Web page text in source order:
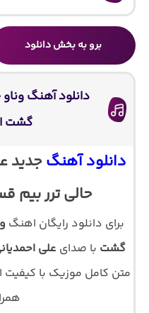
برو به بخش دانلود
دانلود آهنگ
گشت
دانلود آهنگجدید
حالی ترر
برای دانلود رایگان اهنگ
گشت با صدای علی
متن کامل موزیک با کیفیت اصلی 320